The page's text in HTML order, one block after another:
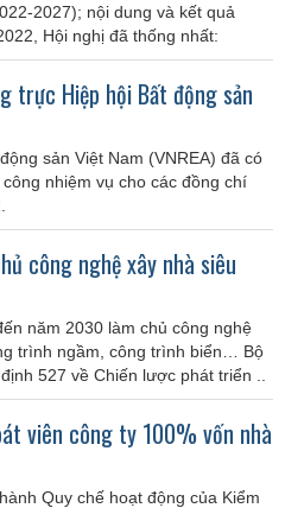
2027); nội dung và kết quả
Hội nghị đã thống nhất:
trực Hiệp hội Bất động sản
sản Việt Nam (VNREA) đã có
nhiệm vụ cho các đồng chí
công nghệ xây nhà siêu
năm 2030 làm chủ công nghệ
trình ngầm, công trình biển… Bộ
527 về Chiến lược phát triển ..
viên công ty 100% vốn nhà
Quy chế hoạt động của Kiểm